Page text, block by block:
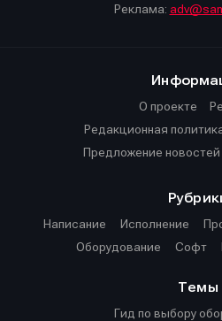
Реклама:
О проекте
Редакционная
Предложение новостей
Написание
Исполнение
Оборудование
Софт
Темы
Гид по выбору